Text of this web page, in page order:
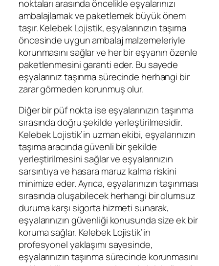
noktaları arasında öncelikle eşyalarınızı
ambalajlamak ve paketlemek büyük önem
taşır. Kelebek Lojistik, eşyalarınızın taşıma
öncesinde uygun ambalaj malzemeleriyle
korunmasını sağlar ve her bir eşyanın özenle
paketlenmesini garanti eder. Bu sayede
eşyalarınız taşınma sürecinde herhangi bir
zarar görmeden korunmuş olur.
Diğer bir püf nokta ise eşyalarınızın taşınma
sırasında doğru şekilde yerleştirilmesidir.
Kelebek Lojistik’in uzman ekibi, eşyalarınızın
taşıma aracında güvenli bir şekilde
yerleştirilmesini sağlar ve eşyalarınızın
sarsıntıya ve hasara maruz kalma riskini
minimize eder. Ayrıca, eşyalarınızın taşınması
sırasında oluşabilecek herhangi bir olumsuz
duruma karşı sigorta hizmeti sunarak,
eşyalarınızın güvenliği konusunda size ek bir
koruma sağlar. Kelebek Lojistik’in
profesyonel yaklaşımı sayesinde,
eşyalarınızın taşınma sürecinde korunmasını